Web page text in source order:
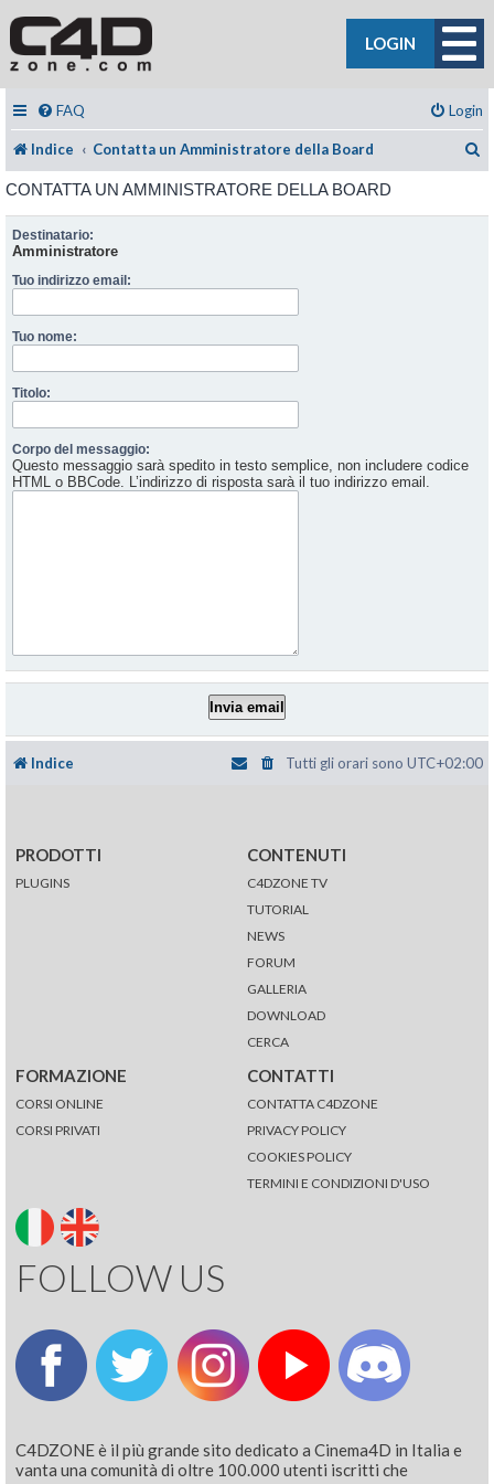
LOGIN
FAQ Login
Indice Contatta un Amministratore della Board
CONTATTA UN AMMINISTRATORE DELLA BOARD
Destinatario:
Amministratore
Tuo indirizzo email:
Tuo nome:
Titolo:
Corpo del messaggio:
Questo messaggio sarà spedito in testo semplice, non includere codice
HTML o BBCode. L’indirizzo di risposta sarà il tuo indirizzo email.
Indice Tutti gli orari sono UTC+02:00
PRODOTTI
PLUGINS
CONTENUTI
C4DZONE TV
TUTORIAL
NEWS
FORUM
GALLERIA
DOWNLOAD
CERCA
FORMAZIONE
CORSI ONLINE
CORSI PRIVATI
CONTATTI
CONTATTA C4DZONE
PRIVACY POLICY
COOKIES POLICY
TERMINI E CONDIZIONI D'USO
FOLLOW US
C4DZONE è il più grande sito dedicato a Cinema4D in Italia e
vanta una comunità di oltre 100.000 utenti iscritti che